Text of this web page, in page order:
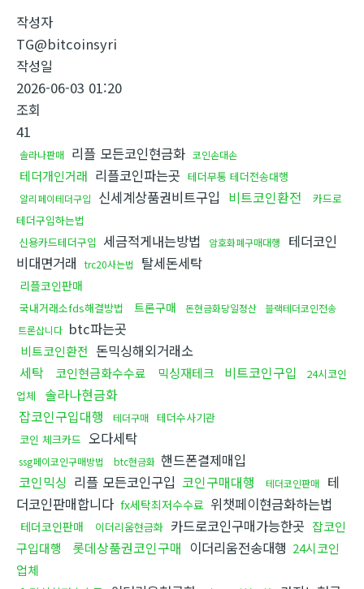
작성자
TG@bitcoinsyri
작성일
2026-06-03 01:20
조회
41
솔라나판매 리플 모든코인현금화 코인손대손
테더개인거래 리플코인파는곳 테더무통 테더전송대행
알리페이테더구입 신세계상품권비트구입 비트코인환전
카드로
테더구입하는법
신용카드테더구입 세금적게내는방법 암호화폐구매대행
테더코인
비대면거래
trc20사는법 탈세돈세탁
리플코인판매
국내거래소fds해결방법 트론구매 돈현금화당일정산
블랙테더코인전송
트론삽니다 btc파는곳
비트코인환전 돈믹싱해외거래소
세탁
코인현금화수수료 믹싱재테크 비트코인구입
24시코인
업체
솔라나현금화
잡코인구입대행
테더구매 테더수사기관
코인 체크카드 오다세탁
ssg페이코인구매방법 btc현금화 핸드폰결제매입
코인믹싱 리플 모든코인구입 코인구매대행 테더코인판매
테
더코인판매합니다 fx세탁최저수수료 위챗페이현금화하는법
테더코인판매 이더리움현금화 카드로코인구매가능한곳 잡코인
구입대행
롯데상품권코인구매 이더리움전송대행 24시코인
업체